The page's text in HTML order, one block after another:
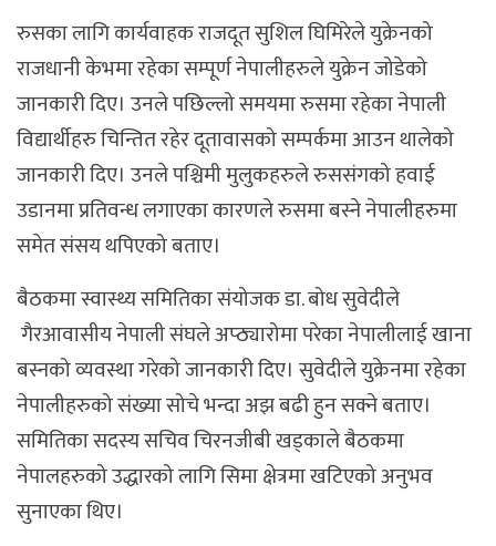
रुसका लागि कार्यवाहक राजदूत सुशिल घिमिरेले युक्रेनको
राजधानी केभमा रहेका सम्पूर्ण नेपालीहरुले युक्रेन जोडेको
जानकारी दिए। उनले पछिल्लो समयमा रुसमा रहेका नेपाली
विद्यार्थीहरु चिन्तित रहेर दूतावासको सम्पर्कमा आउन थालेको
जानकारी दिए। उनले पश्चिमी मुलुकहरुले रुससंगको हवाई
उडानमा प्रतिवन्ध लगाएका कारणले रुसमा बस्ने नेपालीहरुमा
समेत संसय थपिएको बताए।
बैठकमा स्वास्थ्य समितिका संयोजक डा. बोध सुवेदीले
गैरआवासीय नेपाली संघले अप्ठ्यारोमा परेका नेपालीलाई खाना
बस्नको व्यवस्था गरेको जानकारी दिए। सुवेदीले युक्रेनमा रहेका
नेपालीहरुको संख्या सोचे भन्दा अझ बढी हुन सक्ने बताए।
समितिका सदस्य सचिव चिरनजीबी खड्काले बैठकमा
नेपालहरुको उद्धारको लागि सिमा क्षेत्रमा खटिएको अनुभव
सुनाएका थिए।